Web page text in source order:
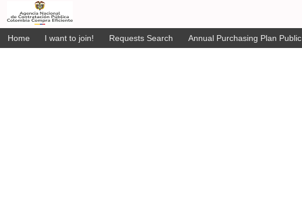
Home I want to join! Requests Search Annual Purchasing Plan Public